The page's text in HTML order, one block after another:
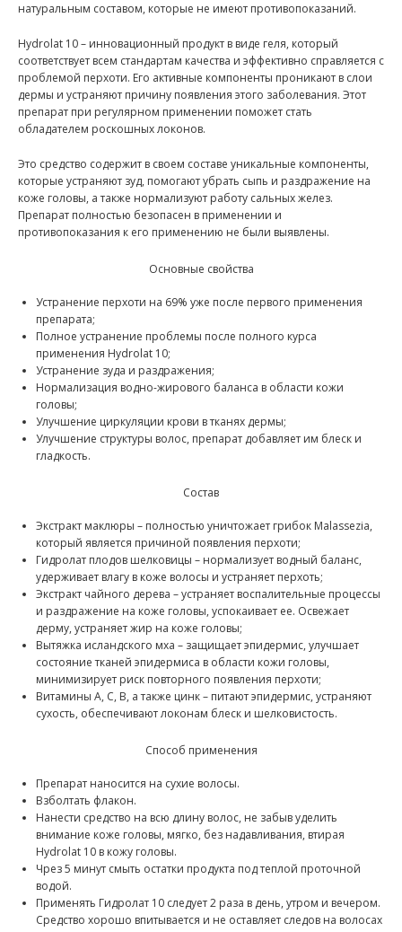
натуральным составом, которые не имеют противопоказаний.
Hydrolat 10 – инновационный продукт в виде геля, который
соответствует всем стандартам качества и эффективно справляется с
проблемой перхоти. Его активные компоненты проникают в слои
дермы и устраняют причину появления этого заболевания. Этот
препарат при регулярном применении поможет стать
обладателем роскошных локонов.
Это средство содержит в своем составе уникальные компоненты,
которые устраняют зуд, помогают убрать сыпь и раздражение на
коже головы, а также нормализуют работу сальных желез.
Препарат полностью безопасен в применении и
противопоказания к его применению не были выявлены.
Основные свойства
Устранение перхоти на 69% уже после первого применения
препарата;
Полное устранение проблемы после полного курса
применения Hydrolat 10;
Устранение зуда и раздражения;
Нормализация водно-жирового баланса в области кожи
головы;
Улучшение циркуляции крови в тканях дермы;
Улучшение структуры волос, препарат добавляет им блеск и
гладкость.
Состав
Экстракт маклюры – полностью уничтожает грибок Malassezia,
который является причиной появления перхоти;
Гидролат плодов шелковицы – нормализует водный баланс,
удерживает влагу в коже волосы и устраняет перхоть;
Экстракт чайного дерева – устраняет воспалительные процессы
и раздражение на коже головы, успокаивает ее. Освежает
дерму, устраняет жир на коже головы;
Вытяжка исландского мха – защищает эпидермис, улучшает
состояние тканей эпидермиса в области кожи головы,
минимизирует риск повторного появления перхоти;
Витамины А, С, В, а также цинк – питают эпидермис, устраняют
сухость, обеспечивают локонам блеск и шелковистость.
Способ применения
Препарат наносится на сухие волосы.
Взболтать флакон.
Нанести средство на всю длину волос, не забыв уделить
внимание коже головы, мягко, без надавливания, втирая
Hydrolat 10 в кожу головы.
Чрез 5 минут смыть остатки продукта под теплой проточной
водой.
Применять Гидролат 10 следует 2 раза в день, утром и вечером.
Средство хорошо впитывается и не оставляет следов на волосах